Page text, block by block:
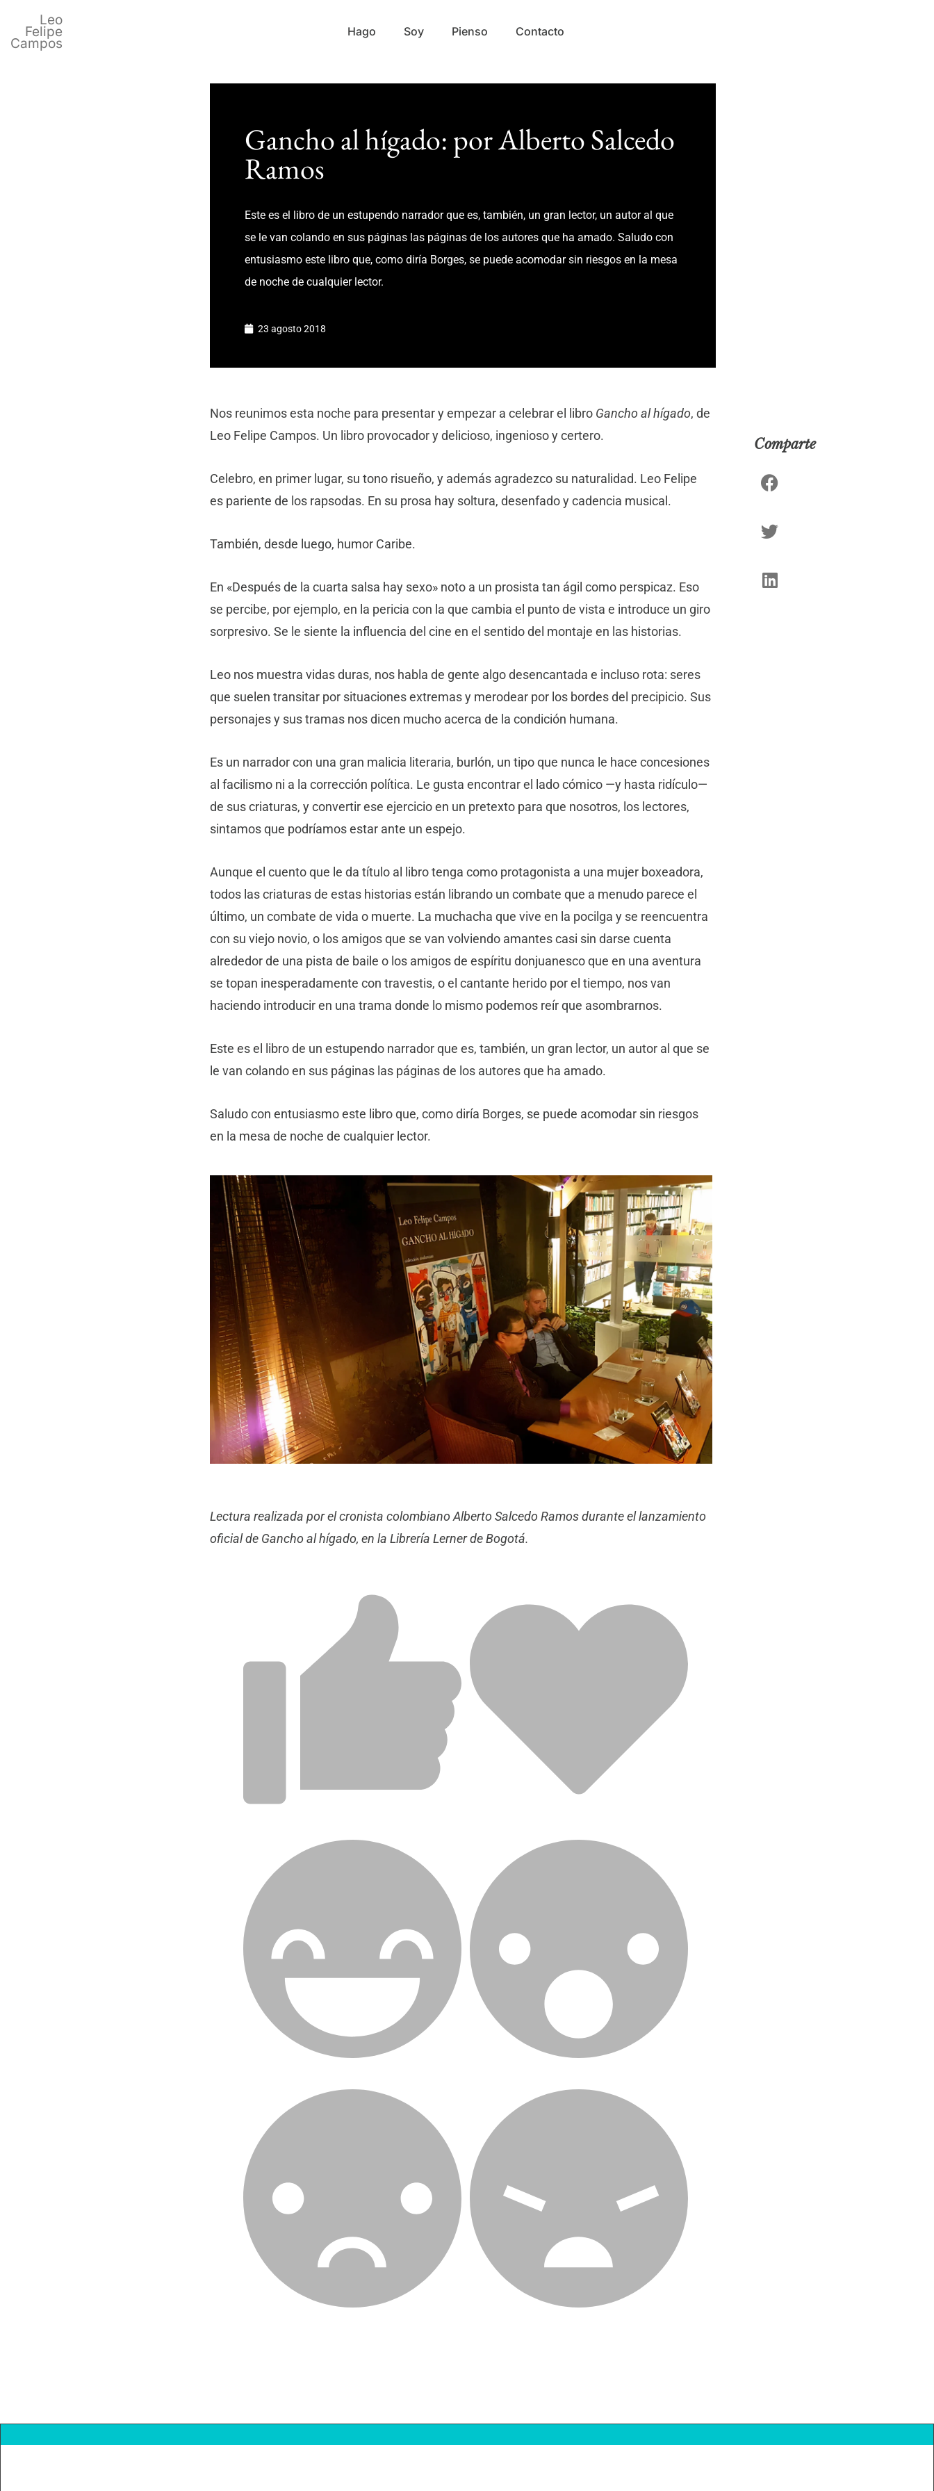
Leo
Felipe
Campos
Hago Soy Pienso Contacto
Gancho al hígado: por Alberto Salcedo
Ramos
Este es el libro de un estupendo narrador que es, también, un gran lector, un autor al que
se le van colando en sus páginas las páginas de los autores que ha amado. Saludo con
entusiasmo este libro que, como diría Borges, se puede acomodar sin riesgos en la mesa
de noche de cualquier lector.
23 agosto 2018
Nos reunimos esta noche para presentar y empezar a celebrar el libro Gancho al hígado, de
Leo Felipe Campos. Un libro provocador y delicioso, ingenioso y certero.
Celebro, en primer lugar, su tono risueño, y además agradezco su naturalidad. Leo Felipe
es pariente de los rapsodas. En su prosa hay soltura, desenfado y cadencia musical.
También, desde luego, humor Caribe.
En «Después de la cuarta salsa hay sexo» noto a un prosista tan ágil como perspicaz. Eso
se percibe, por ejemplo, en la pericia con la que cambia el punto de vista e introduce un giro
sorpresivo. Se le siente la influencia del cine en el sentido del montaje en las historias.
Leo nos muestra vidas duras, nos habla de gente algo desencantada e incluso rota: seres
que suelen transitar por situaciones extremas y merodear por los bordes del precipicio. Sus
personajes y sus tramas nos dicen mucho acerca de la condición humana.
Es un narrador con una gran malicia literaria, burlón, un tipo que nunca le hace concesiones
al facilismo ni a la corrección política. Le gusta encontrar el lado cómico —y hasta ridículo—
de sus criaturas, y convertir ese ejercicio en un pretexto para que nosotros, los lectores,
sintamos que podríamos estar ante un espejo.
Aunque el cuento que le da título al libro tenga como protagonista a una mujer boxeadora,
todos las criaturas de estas historias están librando un combate que a menudo parece el
último, un combate de vida o muerte. La muchacha que vive en la pocilga y se reencuentra
con su viejo novio, o los amigos que se van volviendo amantes casi sin darse cuenta
alrededor de una pista de baile o los amigos de espíritu donjuanesco que en una aventura
se topan inesperadamente con travestis, o el cantante herido por el tiempo, nos van
haciendo introducir en una trama donde lo mismo podemos reír que asombrarnos.
Este es el libro de un estupendo narrador que es, también, un gran lector, un autor al que se
le van colando en sus páginas las páginas de los autores que ha amado.
Saludo con entusiasmo este libro que, como diría Borges, se puede acomodar sin riesgos
en la mesa de noche de cualquier lector.
Lectura realizada por el cronista colombiano Alberto Salcedo Ramos durante el lanzamiento
oficial de Gancho al hígado, en la Librería Lerner de Bogotá.
Comparte